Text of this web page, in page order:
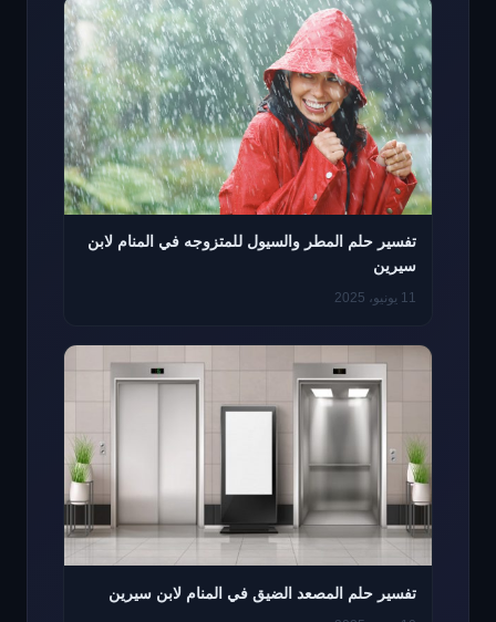
تفسير حلم المطر والسيول للمتزوجه في المنام لابن
سيرين
11 يونيو، 2025
تفسير حلم المصعد الضيق في المنام لابن سيرين